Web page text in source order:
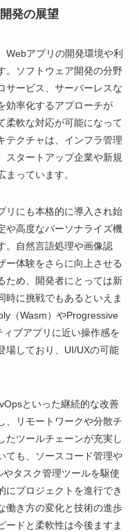
発の展望
Webアプリの開発環境や利
。ソフトウェア開発の分野
サービス、サーバーレスな
効率化するアプローチが
柔軟な対応が可能になって
テクチャは、インフラ管理
スタートアップ企業や新規
っています。
リにも本格的に導入され始
や高度なパーソナライズ機
。自然言語処理や画像認
ー体験をさらに向上させる
ため、開発者にとっては新
時に挑戦でもあるといえま
（Wasm）やProgressive
ブアプリに近い操作感を
場しており、UI/UXの可能
といった継続的な改善
、リモートワークや分散チ
たツールチェーンが充実し
ても、ソースコード管理や
タスク管理ツールを駆使
にプロジェクトを進行でき
働き方の変化と技術の進歩
ードと柔軟性は今後ますま